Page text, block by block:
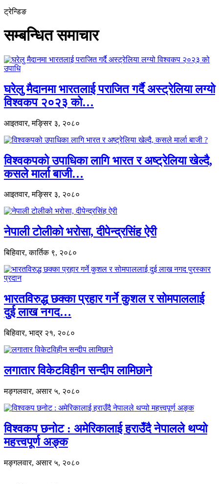
ट्रेन्डिङ
सम्बन्धित समाचार
घरेलु मैदानमा भारतलाई पराजित गर्दै अस्ट्रेलिया लग्यो
विश्वकप २०२३ को…
आइतवार, मङ्सिर ३, २०८०
विश्वकपको उपाधिका लागि भारत र अष्ट्रेलिया खेल्दै,
कसले मार्ला बाजी…
आइतवार, मङ्सिर ३, २०८०
नेपाली टोलीको भरोसा, दीपेन्द्रसिंह ऐरी
बिहिवार, कार्तिक ९, २०८०
भारतविरुद्ध छक्का प्रहार गर्ने कुशल र सोमपाललाई
दुई लाख नगद…
बिहिवार, भाद्र २१, २०८०
लगातार विकेटविहीन सन्दीप लामिछाने
मङ्गलवार, असार ५, २०८०
विश्वकप छनोट : अमेरिकालाई हराउँदै नेपालले थप्यो
महत्त्वपूर्ण अङ्क
मङ्गलवार, असार ५, २०८०